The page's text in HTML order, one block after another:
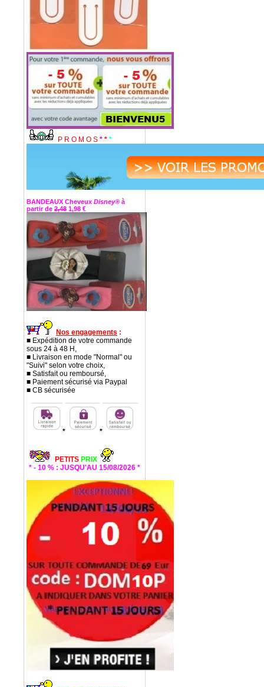
P R O M O S * * *
BANDEAUX Cheveux Disney® à
partir de 2,48 1,98 €
Nos engagements :
■ Expédition de votre commande
sous 24 à 48 H,
■ Livraison en mode "Normal" ou
"Suivi" selon votre choix,
■ Satisfait ou remboursé,
■ Paiement sécurisé via Paypal
■ CB sécurisée
* *
PETITS PRIX
* - 10 % : JUSQU'AU 15/08/2026 *